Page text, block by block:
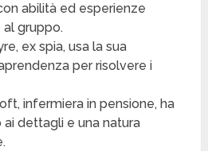
abilità ed esperienze
gruppo.
ex spia, usa la sua
per risolvere i
infermiera in pensione, ha
dettagli e una natura